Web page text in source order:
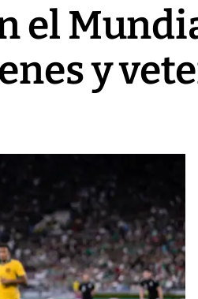
el
y
Japón: Terremoto
heridos y graves
en Kumamoto